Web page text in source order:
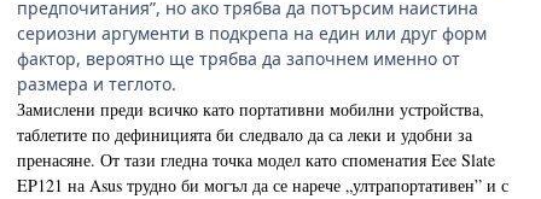
предпочитания”, но ако трябва да потърсим наистина
сериозни аргументи в подкрепа на един или друг форм
фактор, вероятно ще трябва да започнем именно от
размера и теглото.
Замислени преди всичко като портативни мобилни устройства,
таблетите по дефиницията би следвало да са леки и удобни за
пренасяне. От тази гледна точка модел като споменатия Eee Slate
EP121 на Asus трудно би могъл да се нарече „ултрапортативен” и с